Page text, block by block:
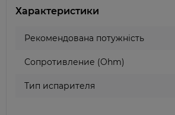
Характеристики
Рекомендована потужність
Сопротивление (Ohm)
Тип испарителя